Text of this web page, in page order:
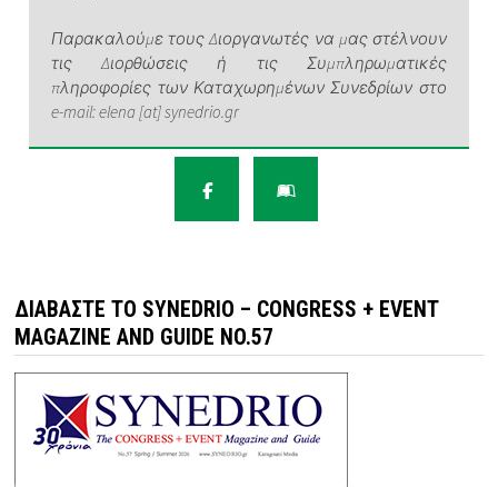
Παρακαλούμε τους Διοργανωτές να μας στέλνουν
τις Διορθώσεις ή τις Συμπληρωματικές
πληροφορίες των Καταχωρημένων Συνεδρίων στο
e-mail: elena [at] synedrio.gr
ΔΙΑΒΆΣΤΕ ΤΟ SYNEDRIO – CONGRESS + EVENT
MAGAZINE AND GUIDE NO.57